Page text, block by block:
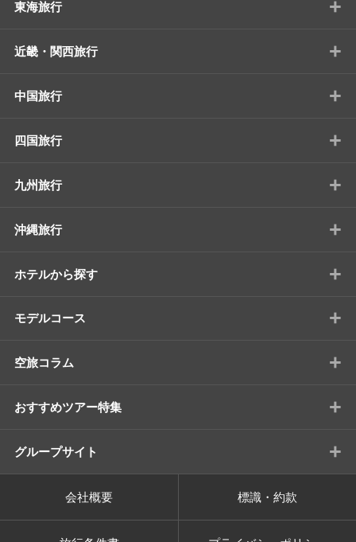
東海旅行 +
近畿・関西旅行 +
中国旅行 +
四国旅行 +
九州旅行 +
沖縄旅行 +
ホテルから探す +
モデルコース +
空旅コラム +
おすすめツアー特集 +
グループサイト +
会社概要 標識・約款